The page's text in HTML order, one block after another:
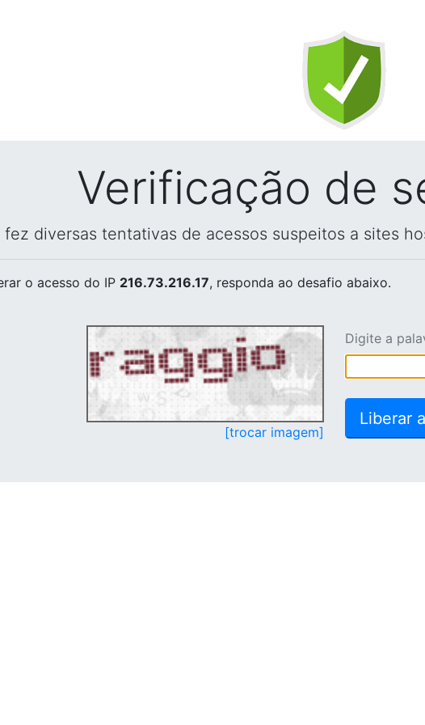
Verificação de
fez diversas tentativas de acessos suspeitos a sites
o acesso do IP 216.73.216.17, responda ao desafio abaixo.
[trocar imagem]
Digite a